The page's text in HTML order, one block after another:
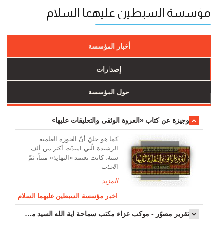
مؤسسة السبطين عليهما السلام
أخبار المؤسسة
إصدارات
حول المؤسسة
وجیزة عن کتاب «العروة الوثقی والتعلیقات علیها»
کما هو جليّ أنّ الحوزة العلمیة
الرشیدة الّتي امتدّت أكثر من ألف
سنة، كانت تعتمد «النهاية» متناً، ثمّ
اتّخذت
المزيد...
اخبار مؤسسة السبطين عليهما السلام
تقرير مصوّر - موكب عزاء مکتب سماحة اية الله السيد مرتضى الموسوي الاصفهاني في يوم إستشهاد السيدة فاطم...